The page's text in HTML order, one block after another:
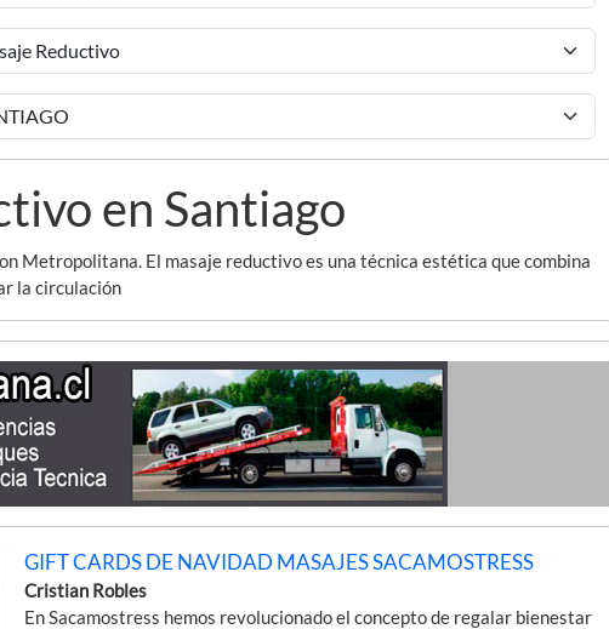
en Santiago
Metropolitana. El masaje reductivo es una técnica estética que combina
la circulación
GIFT CARDS DE NAVIDAD MASAJES SACAMOSTRESS
Cristian Robles
En Sacamostress hemos revolucionado el concepto de regalar bienestar